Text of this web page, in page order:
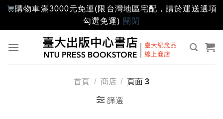
購物車滿3000元免運(限台灣地區宅配，請於運送選項
勾選免運) 關閉
首頁 / 商店 / 頁面 3
篩選